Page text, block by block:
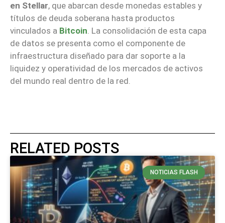
en Stellar, que abarcan desde monedas estables y
títulos de deuda soberana hasta productos
vinculados a Bitcoin. La consolidación de esta capa
de datos se presenta como el componente de
infraestructura diseñado para dar soporte a la
liquidez y operatividad de los mercados de activos
del mundo real dentro de la red.
RELATED POSTS
NOTICIAS FLASH